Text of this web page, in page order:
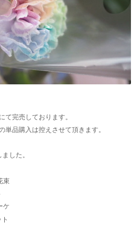
て完売しております。
単品購入は控えさせて頂きます。
した。
束
ケ